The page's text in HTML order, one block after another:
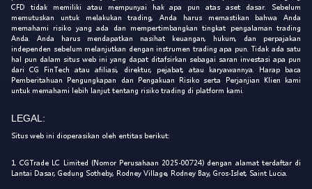
CFD tidak memiliki atau mempunyai hak apa pun atas aset dasar. Sebelum
memutuskan untuk melakukan trading, Anda harus memastikan bahwa Anda
memahami risiko yang ada dan mempertimbangkan tingkat pengalaman trading
Anda. Anda harus mendapatkan nasihat keuangan, hukum, dan perpajakan
independen sebelum melanjutkan dengan instrumen trading apa pun. Tidak ada satu
hal pun dalam situs web ini yang dapat ditafsirkan sebagai saran investasi apa pun
dari CG FinTech atau afiliasi, direktur, pejabat, atau karyawannya. Harap baca
Pemberitahuan Pengungkapan dan Pengakuan Risiko serta Perjanjian Klien kami
untuk memahami lebih lanjut tentang risiko trading di platform kami.
LEGAL:
Situs web ini dioperasikan oleh entitas berikut:
1. CGTrade LC Limited (Nomor Perusahaan 2025-00724) dengan alamat terdaftar di
Lantai Dasar, Gedung Sotheby, Rodney Village, Rodney Bay, Gros-Islet, Saint Lucia.